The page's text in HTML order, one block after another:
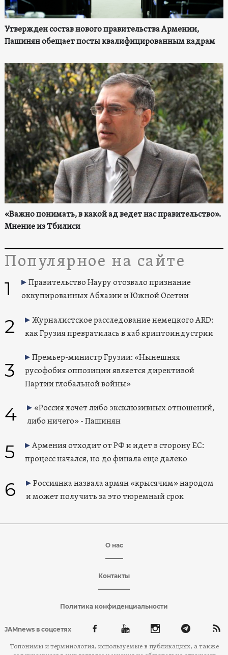
Утвержден состав нового правительства Армении,
Пашинян обещает посты квалифицированным кадрам
«Важно понимать, в какой ад ведет нас правительство».
Мнение из Тбилиси
Популярное на сайте
1
Правительство Науру отозвало признание
оккупированных Абхазии и Южной Осетии
2
Журналистское расследование немецкого ARD:
как Грузия превратилась в хаб криптоиндустрии
3
Премьер-министр Грузии: «Нынешняя
русофобия оппозиции является директивой
Партии глобальной войны»
4
«Россия хочет либо эксклюзивных отношений,
либо ничего» - Пашинян
5
Армения отходит от РФ и идет в сторону ЕС:
процесс начался, но до финала еще далеко
6
Россиянка назвала армян «крысячим» народом
и может получить за это тюремный срок
О нас
Контакты
Политика конфиденциальности
JAMnews в соцсетях
Топонимы и терминология, используемые в публикациях, а также